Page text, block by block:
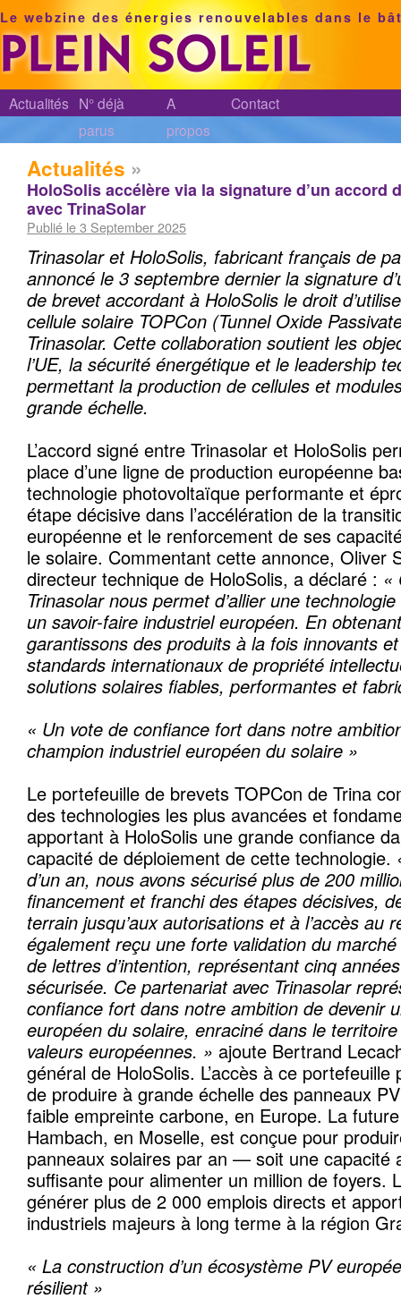
Le webzine des énergies renouvelables dans le
Actualités N° déjà
parus
A
propos
Contact
Actualités »
HoloSolis accélère via la signature d’un accord
avec TrinaSolar
Publié le 3 September 2025
Trinasolar et HoloSolis, fabricant français de
annoncé le 3 septembre dernier la signature
de brevet accordant à HoloSolis le droit
cellule solaire TOPCon (Tunnel Oxide
Trinasolar. Cette collaboration soutient les
l’UE, la sécurité énergétique et le leadership
permettant la production de cellules et
grande échelle.
L’accord signé entre Trinasolar et HoloSolis
place d’une ligne de production européenne
technologie photovoltaïque performante et
étape décisive dans l’accélération de la
européenne et le renforcement de ses
le solaire. Commentant cette annonce, Oliver
directeur technique de HoloSolis, a déclaré : «
Trinasolar nous permet d’allier une
un savoir-faire industriel européen. En
garantissons des produits à la fois innovants
standards internationaux de propriété
solutions solaires fiables, performantes et
« Un vote de confiance fort dans notre
champion industriel européen du solaire »
Le portefeuille de brevets TOPCon de Trina
des technologies les plus avancées et
apportant à HoloSolis une grande confiance
capacité de déploiement de cette technologie.
d’un an, nous avons sécurisé plus de 200
financement et franchi des étapes décisives,
terrain jusqu’aux autorisations et à l’accès au
également reçu une forte validation du
de lettres d’intention, représentant cinq
sécurisée. Ce partenariat avec Trinasolar
confiance fort dans notre ambition de devenir
européen du solaire, enraciné dans le
valeurs européennes. » ajoute Bertrand
général de HoloSolis. L’accès à ce
de produire à grande échelle des panneaux
faible empreinte carbone, en Europe. La
Hambach, en Moselle, est conçue pour
panneaux solaires par an — soit une
suffisante pour alimenter un million de foyers.
générer plus de 2 000 emplois directs et
industriels majeurs à long terme à la région
« La construction d’un écosystème PV
résilient »